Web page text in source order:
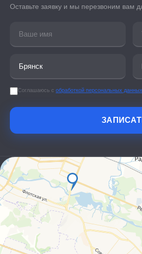
Оставьте заявку и мы перезвоним вам
Соглашаюсь с обработкой персональных данных